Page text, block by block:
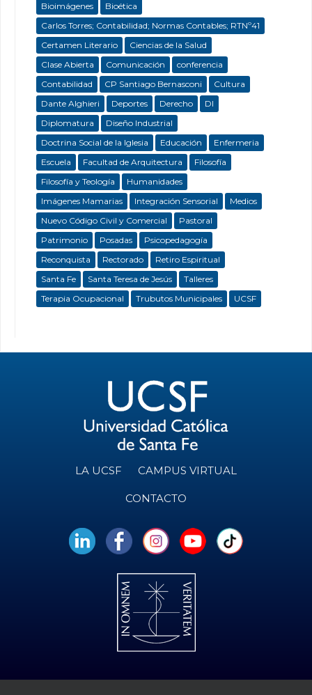
Bioimágenes
Bioética
Carlos Torres; Contabilidad; Normas Contables; RTNº41
Certamen Literario
Ciencias de la Salud
Clase Abierta
Comunicación
conferencia
Contabilidad
CP Santiago Bernasconi
Cultura
Dante Alghieri
Deportes Derecho
DI
Diplomatura
Diseño Industrial
Doctrina Social de la Iglesia
Educación
Enfermeria
Escuela
Facultad de Arquitectura
Filosofía
Filosofía y Teología
Humanidades
Imágenes Mamarias
Integración Sensorial
Medios
Nuevo Código Civil y Comercial
Pastoral
Patrimonio
Posadas
Psicopedagogía
Reconquista
Rectorado
Retiro Espiritual
Santa Fe
Santa Teresa de Jesús
Talleres
Terapia Ocupacional
Trubutos Municipales UCSF
LA UCSF CAMPUS VIRTUAL
CONTACTO